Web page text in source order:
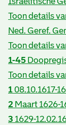
Toon details
Ned. Geref.
Toon details
1-45
Toon details
108.10.1617-
2 Maart 1626-
3 1629-